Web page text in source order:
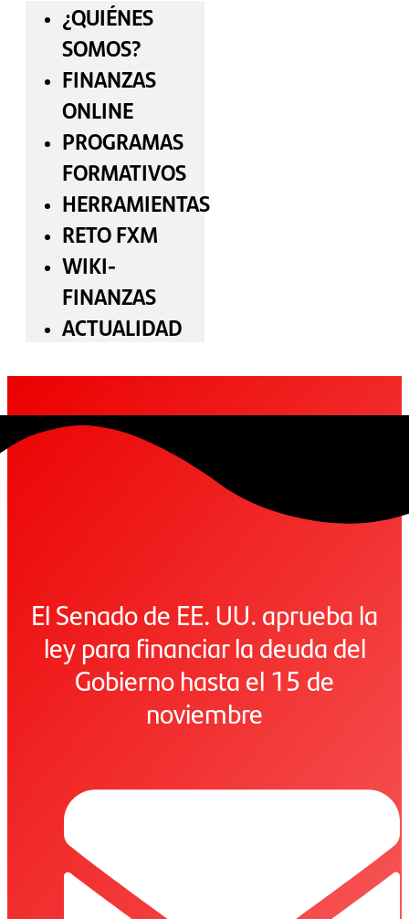
¿QUIÉNES
SOMOS?
FINANZAS
ONLINE
PROGRAMAS
FORMATIVOS
HERRAMIENTAS
RETO FXM
WIKI-
FINANZAS
ACTUALIDAD
El Senado de EE. UU. aprueba la
ley para financiar la deuda del
Gobierno hasta el 15 de
noviembre